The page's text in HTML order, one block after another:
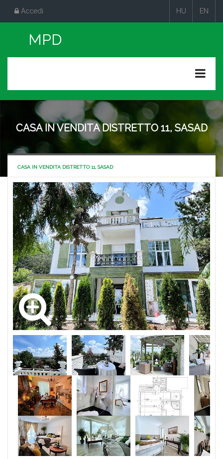
Accedi HU EN
CASA IN VENDITA DISTRETTO 11, SASAD
CASA IN VENDITA DISTRETTO 11, SASAD